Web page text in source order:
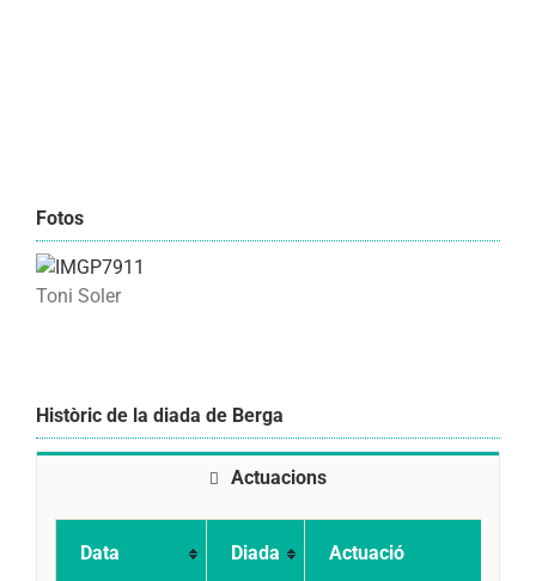
Fotos
Toni Soler
Històric de la diada de Berga
Actuacions
Data Diada Actuació